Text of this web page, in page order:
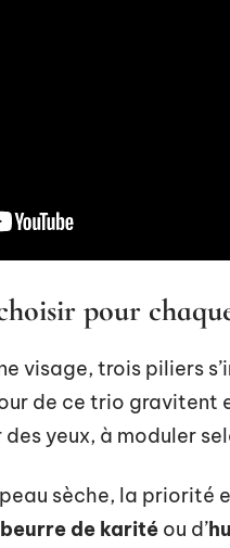
pour
visage, trois piliers
de ce trio gravitent
yeux, à moduler
sèche, la priorité
beurre de karité ou d’